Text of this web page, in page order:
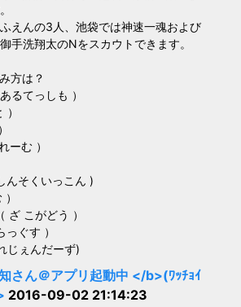
えんの3人、池袋では神速一魂および
手洗翔太のNをスカウトできます。
方は？
るてっしも ）
ーむ ）
そくいっこん )
こがどう ）
ぐす ）
ぇんだーず)
さん＠アプリ起動中 </b>(ﾜｯﾁｮｲ
2016-09-02 21:14:23